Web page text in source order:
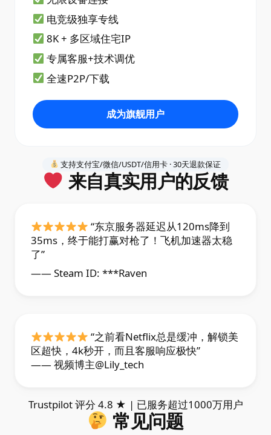
电竞级独享专线
8K + 多区域住宅IP
专属客服+技术调优
全速P2P/下载
成为旗舰用户
支持支付宝/微信/USDT/信用卡 · 30天退款保证
来自真实用户的反馈
“东京服务器延迟从120ms降到
35ms，终于能打赢对枪了！飞机加速器太稳
了”
—— Steam ID: ***Raven
“之前看Netflix总是缓冲，解锁美
区超快，4k秒开，而且客服响应极快”
—— 视频博主@Lily_tech
Trustpilot 评分 4.8 ★ | 已服务超过1000万用户
常见问题